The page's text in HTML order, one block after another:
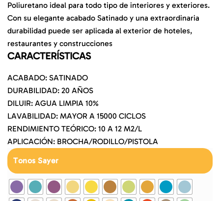
Poliuretano ideal para todo tipo de interiores y exteriores.
Con su elegante acabado Satinado y una extraordinaria
durabilidad puede ser aplicada al exterior de hoteles,
restaurantes y construcciones
CARACTERÍSTICAS
ACABADO: SATINADO
DURABILIDAD: 20 AÑOS
DILUIR: AGUA LIMPIA 10%
LAVABILIDAD: MAYOR A 15000 CICLOS
RENDIMIENTO TEÓRICO: 10 A 12 M2/L
APLICACIÓN: BROCHA/RODILLO/PISTOLA
Tonos Sayer